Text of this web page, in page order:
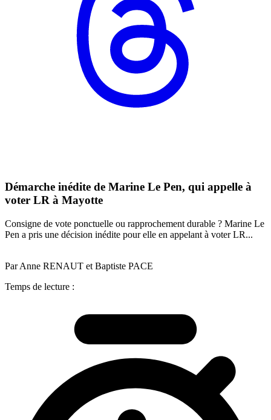
Démarche inédite de Marine Le Pen, qui appelle à
voter LR à Mayotte
Consigne de vote ponctuelle ou rapprochement durable ? Marine Le
Pen a pris une décision inédite pour elle en appelant à voter LR...
Par Anne RENAUT et Baptiste PACE
Temps de lecture :